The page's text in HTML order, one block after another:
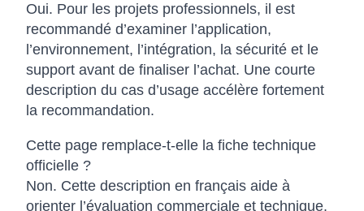
Oui. Pour les projets professionnels, il est
recommandé d’examiner l’application,
l’environnement, l’intégration, la sécurité et le
support avant de finaliser l’achat. Une courte
description du cas d’usage accélère fortement
la recommandation.
Cette page remplace-t-elle la fiche technique
officielle ?
Non. Cette description en français aide à
orienter l’évaluation commerciale et technique.